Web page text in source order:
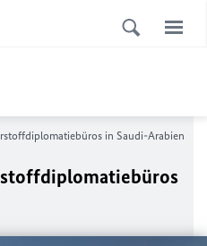
in Saudi-Arabien